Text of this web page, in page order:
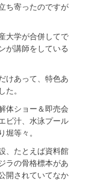
ち寄ったのですが
大学が合併してで
が講師をしている
けあって、特色あ
た。
体ショー＆即売会
ビ汁、水泳プール
堀等々。
、たとえば資料館
ラの骨格標本があ
開されていてなか